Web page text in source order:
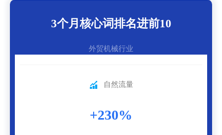
3个月核心词排名进前10
外贸机械行业
 自然流量
+230%